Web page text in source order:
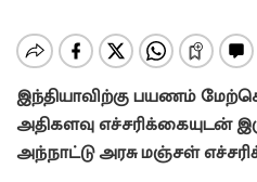
இந்தியாவிற்கு பயணம்
அதிகளவு எச்சரிக்கையுடன்
அந்நாட்டு அரசு மஞ்சள்